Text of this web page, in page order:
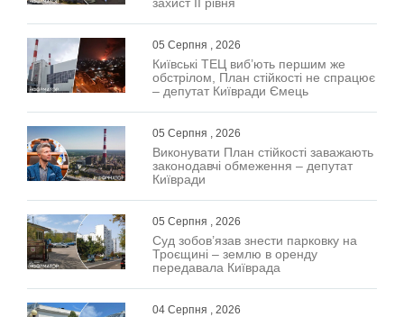
05 Серпня , 2026
Київські ТЕЦ виб’ють першим же
обстрілом, План стійкості не спрацює
– депутат Київради Ємець
05 Серпня , 2026
Виконувати План стійкості заважають
законодавчі обмеження – депутат
Київради
05 Серпня , 2026
Суд зобов’язав знести парковку на
Троєщині – землю в оренду
передавала Київрада
04 Серпня , 2026